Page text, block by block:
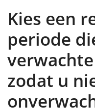
Kies een
periode
zodat u